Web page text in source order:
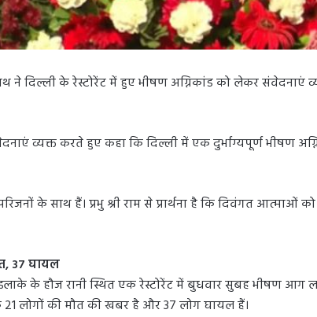
ने दिल्ली के रेस्टोरेंट में हुए भीषण अग्निकांड को लेकर संवेदनाएं
व्यक्त करते हुए कहा कि दिल्ली में एक दुर्भाग्यपूर्ण भीषण
के साथ हैं। प्रभु श्री राम से प्रार्थना है कि दिवंगत आत्माओं
37 घायल
के हौज रानी स्थित एक रेस्टोरेंट में बुधवार सुबह भीषण आग
लोगों की मौत की खबर है और 37 लोग घायल हैं।